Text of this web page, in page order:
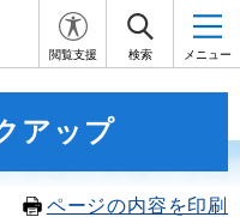
閲覧支援 検索 メニュー
アップ
ページの内容を印刷